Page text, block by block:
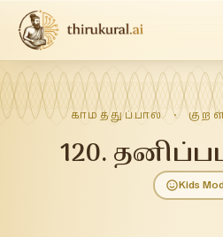
காமத்துப்பால்·
120.
Kids